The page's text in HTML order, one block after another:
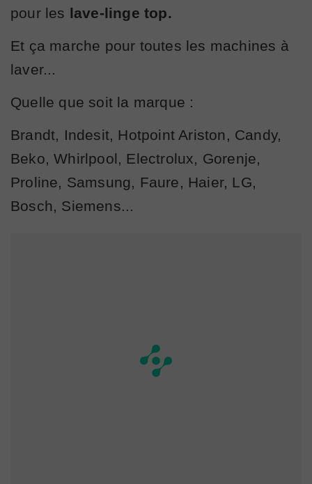
pour les lave-linge top.
Et ça marche pour toutes les machines à
laver...
Quelle que soit la marque :
Brandt, Indesit, Hotpoint Ariston, Candy,
Beko, Whirlpool, Electrolux, Gorenje,
Proline, Samsung, Faure, Haier, LG,
Bosch, Siemens...